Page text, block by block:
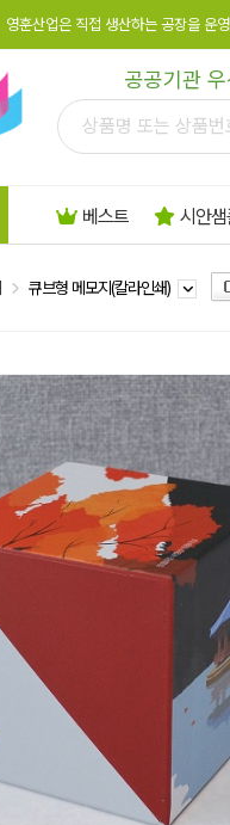
영훈산업은 직접 생산하는 공장을 운
공공기관
베스트 시안
큐브형 메모지(칼라인쇄)